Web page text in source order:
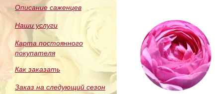
Описание саженцев
Наши услуги
Карта постоянного
покупателя
Как заказать
Заказ на следующий сезон